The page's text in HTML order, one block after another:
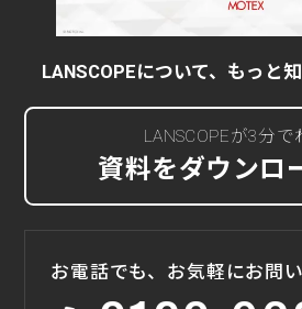
LANSCOPEについて、もっと
LANSCOPEが3分で
資料をダウンロ
お電話でも、お気軽にお問